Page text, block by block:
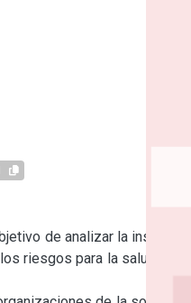
de analizar la inserción
riesgos para la salud y las